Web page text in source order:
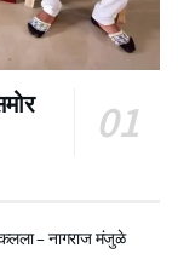
– नागराज मंजुळे